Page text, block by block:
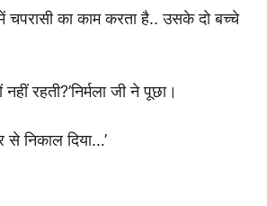
चपरासी का काम करता है.. उसके दो बच्चे
रहती?’निर्मला जी ने पूछा।
निकाल दिया…’